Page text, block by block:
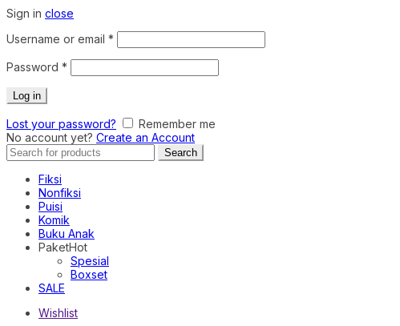
Sign in close
Username or email *
Password *
Log in
Lost your password?
Remember me
No account yet? Create an Account
Search
for:
Search
Fiksi
Nonfiksi
Puisi
Komik
Buku Anak
PaketHot
Spesial
Boxset
SALE
Wishlist